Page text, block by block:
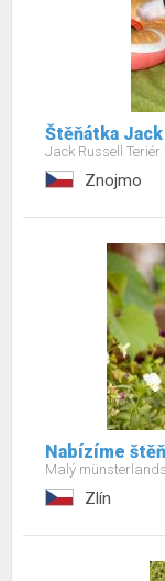
Štěňátka
Jack Russell
Znojmo
Nabízíme
Malý
Zlín